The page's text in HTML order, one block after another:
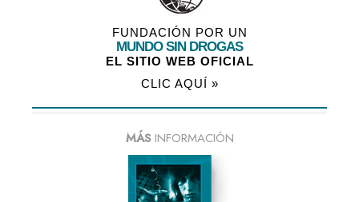
FUNDACIÓN POR UN
MUNDO SIN DROGAS
EL SITIO WEB OFICIAL
CLIC AQUÍ »
MÁSINFORMACIÓN